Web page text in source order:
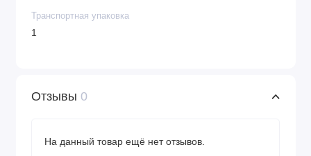
Транспортная упаковка
1
Отзывы 0
На данный товар ещё нет отзывов.